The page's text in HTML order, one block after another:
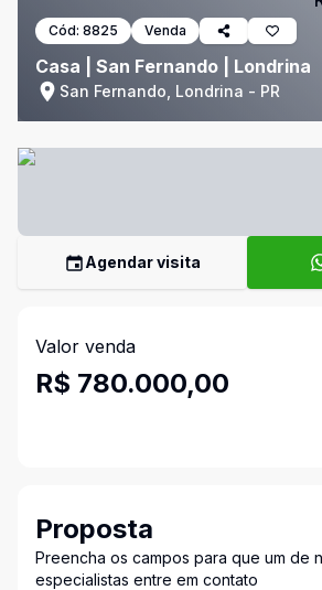
Cód: 8825 Venda
Casa | San Fernando | Londrina
San Fernando, Londrina - PR
Agendar visita
Valor venda
R$ 780.000,00
Proposta
Preencha os campos para que um de
especialistas entre em contato